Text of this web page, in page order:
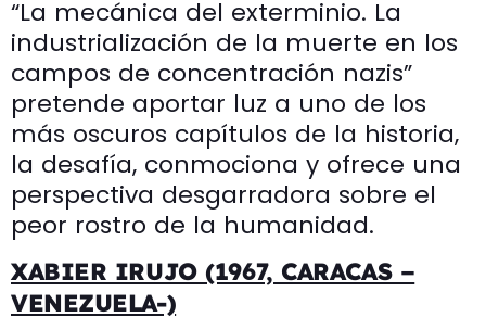
“La mecánica del exterminio. La
industrialización de la muerte en los
campos de concentración nazis”
pretende aportar luz a uno de los
más oscuros capítulos de la historia,
la desafía, conmociona y ofrece una
perspectiva desgarradora sobre el
peor rostro de la humanidad.
XABIER IRUJO (1967, CARACAS –
VENEZUELA-)